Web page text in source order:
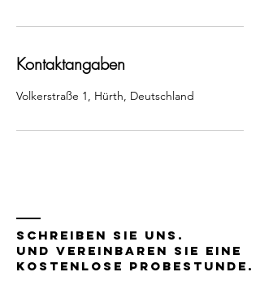
Kontaktangaben
Volkerstraße 1, Hürth, Deutschland
Schreiben Sie uns.
Und vereinbaren Sie eine
kostenlose Probestunde.